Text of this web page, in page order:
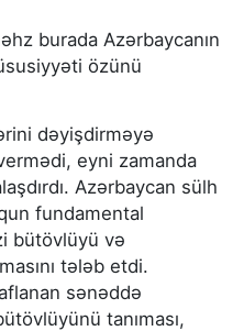
burada Azərbaycanın
özünü
dəyişdirməyə
eyni zamanda
Azərbaycan sülh
fundamental
bütövlüyü və
tələb etdi.
sənəddə
tanıması,